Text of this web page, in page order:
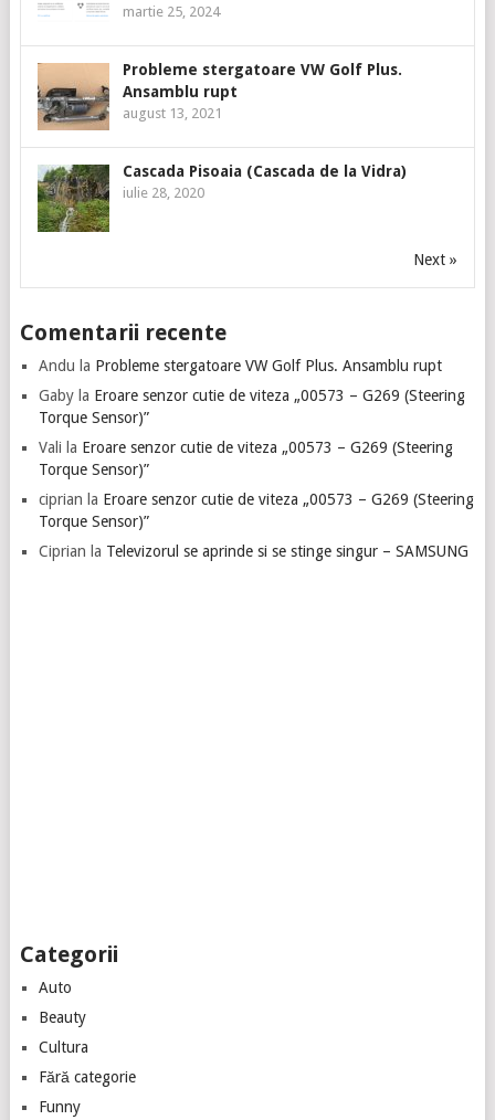
martie 25, 2024
Probleme stergatoare VW Golf Plus.
Ansamblu rupt
august 13, 2021
Cascada Pisoaia (Cascada de la Vidra)
iulie 28, 2020
Next »
Comentarii recente
Andu la Probleme stergatoare VW Golf Plus. Ansamblu rupt
Gabyla Eroare senzor cutie de viteza „00573 – G269 (Steering
Torque Sensor)”
Vali la Eroare senzor cutie de viteza „00573 – G269 (Steering
Torque Sensor)”
ciprian la Eroare senzor cutie de viteza „00573 – G269 (Steering
Torque Sensor)”
Ciprian la Televizorul se aprinde si se stinge singur – SAMSUNG
Categorii
Auto
Beauty
Cultura
Fără categorie
Funny